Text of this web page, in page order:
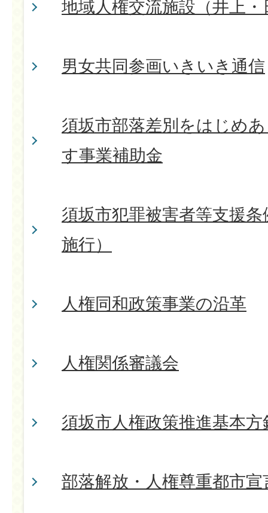
地域人権交流施設（井上・
男女共同参画いきいき通信
須坂市部落差別をはじめ
す事業補助金
須坂市犯罪被害者等支援
施行）
人権同和政策事業の沿革
人権関係審議会
須坂市人権政策推進基本方
部落解放・人権尊重都市宣